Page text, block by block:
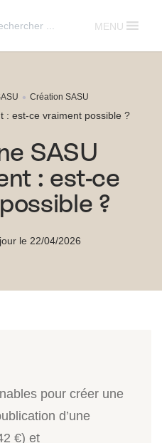
MENU
Création SASU
: est-ce vraiment possible ?
SASU
: est-ce
?
le 22/04/2026
pour créer une
d’une
€) et